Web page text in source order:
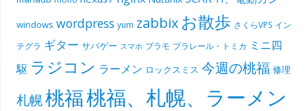
windows wordpress yum zabbix お散歩 さくらVPS イン
テグラ ギター サバゲー スマホ プラモ プラレール・トミカ ミニ四
駆 ラジコン ラーメン ロックスミス 今週の桃福 修理
札幌桃福桃福、札幌、ラーメン